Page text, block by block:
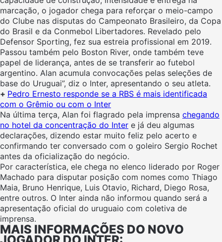
marcação, o jogador chega para reforçar o meio-campo
do Clube nas disputas do Campeonato Brasileiro, da Copa
do Brasil e da Conmebol Libertadores. Revelado pelo
Defensor Sporting, fez sua estreia profissional em 2019.
Passou também pelo Boston River, onde também teve
papel de liderança, antes de se transferir ao futebol
argentino. Alan acumula convocações pelas seleções de
base do Uruguai”, diz o Inter, apresentando o seu atleta.
+ Pedro Ernesto responde se a RBS é mais identificada
com o Grêmio ou com o Inter
Na última terça, Alan foi flagrado pela imprensa chegando
no hotel da concentração do Inter e já deu algumas
declarações, dizendo estar muito feliz pelo acerto e
confirmando ter conversado com o goleiro Sergio Rochet
antes da oficialização do negócio.
Por característica, ele chega no elenco liderado por Roger
Machado para disputar posição com nomes como Thiago
Maia, Bruno Henrique, Luis Otavio, Richard, Diego Rosa,
entre outros. O Inter ainda não informou quando será a
apresentação oficial do uruguaio com coletiva de
imprensa.
MAIS INFORMAÇÕES DO NOVO